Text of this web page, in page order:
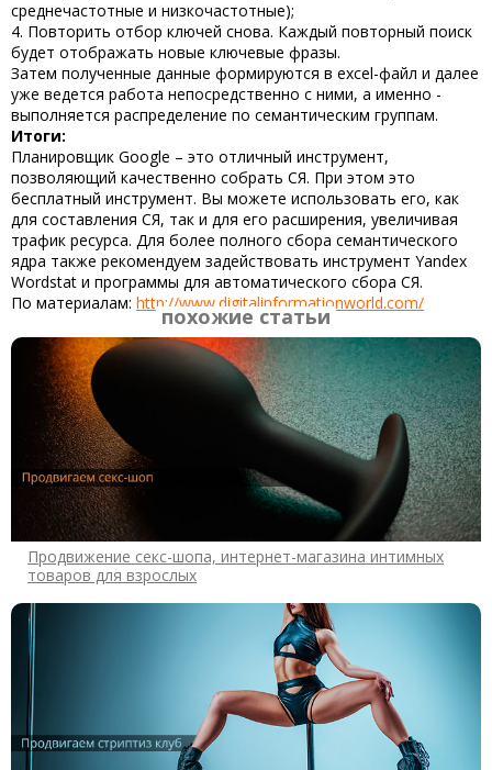
среднечастотные и низкочастотные);
4. Повторить отбор ключей снова. Каждый повторный поиск
будет отображать новые ключевые фразы.
Затем полученные данные формируются в excel-файл и далее
уже ведется работа непосредственно с ними, а именно -
выполняется распределение по семантическим группам.
Итоги:
Планировщик Google – это отличный инструмент,
позволяющий качественно собрать СЯ. При этом это
бесплатный инструмент. Вы можете использовать его, как
для составления СЯ, так и для его расширения, увеличивая
трафик ресурса. Для более полного сбора семантического
ядра также рекомендуем задействовать инструмент Yandex
Wordstat и программы для автоматического сбора СЯ.
По материалам: http://www.digitalinformationworld.com/
похожие статьи
Продвижение секс-шопа, интернет-магазина интимных
товаров для взрослых